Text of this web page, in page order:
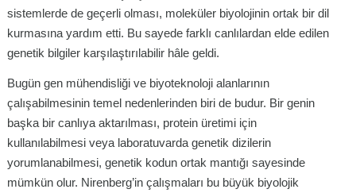
sistemlerde de geçerli olması, moleküler biyolojinin ortak bir dil
kurmasına yardım etti. Bu sayede farklı canlılardan elde edilen
genetik bilgiler karşılaştırılabilir hâle geldi.
Bugün gen mühendisliği ve biyoteknoloji alanlarının
çalışabilmesinin temel nedenlerinden biri de budur. Bir genin
başka bir canlıya aktarılması, protein üretimi için
kullanılabilmesi veya laboratuvarda genetik dizilerin
yorumlanabilmesi, genetik kodun ortak mantığı sayesinde
mümkün olur. Nirenberg’in çalışmaları bu büyük biyolojik